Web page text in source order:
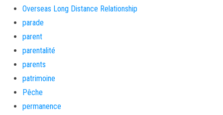
Overseas Long Distance Relationship
parade
parent
parentalité
parents
patrimoine
Pêche
permanence